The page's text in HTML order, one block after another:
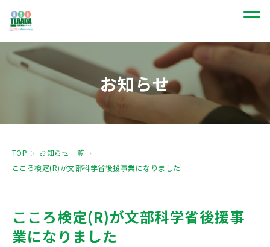
お知らせ
TOP
お知らせ一覧
こころ検定(R)が文部科学省後援事業になりました
こころ検定(R)が文部科学省後援事
業になりました